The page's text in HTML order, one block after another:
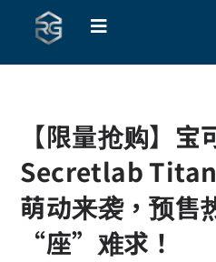
【限量抢购】宝
Secretlab Titan
萌动来袭，预售
“座”难求！